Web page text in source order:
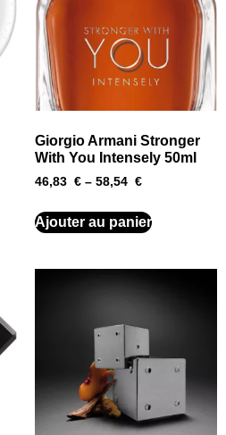
Giorgio Armani Stronger
With You Intensely 50ml
46,83 € – 58,54 €
Ajouter au panier